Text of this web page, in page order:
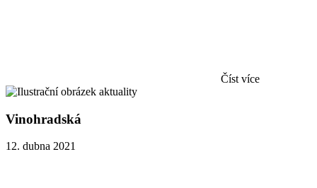
Číst více
Vinohradská
12. dubna 2021